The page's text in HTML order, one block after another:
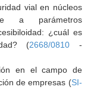
vial en núcleos
a parámetros
¿cuál es
(2668/0810 -
en el campo de
de empresas (SI-